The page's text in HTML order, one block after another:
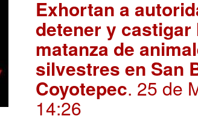
Exhortan a
detener y castigar
matanza de
silvestres en San
Coyotepec. 25 de
14:26